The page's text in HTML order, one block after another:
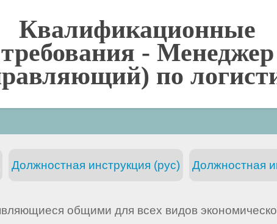
Квалификационные
требования - Менеджер
по
Должностная
Должностная инструкция (рус)
общими для всех видов